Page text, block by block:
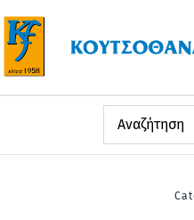
στο
περιεχόμενο